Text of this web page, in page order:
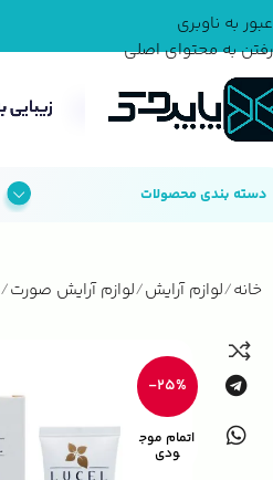
عبور به ناوبری
رفتن به محتوای اصلی
دسته بندی محصولات
خانه لوازم آرایش لوازم آرایش صورت
-25%
اتمام موج
ودی